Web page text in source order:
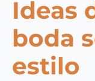
Ideas
boda
estilo